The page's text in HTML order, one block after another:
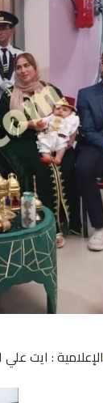
الإعلامية : ايت علي